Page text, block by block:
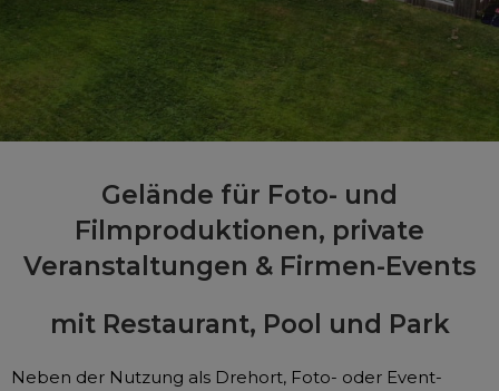
Gelände für Foto- und
Filmproduktionen, private
Veranstaltungen & Firmen-Events
mit Restaurant, Pool und Park
Neben der Nutzung als Drehort, Foto- oder Event-